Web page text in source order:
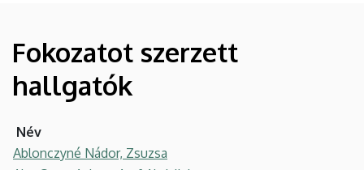
IKNyDI
Irodalom-
és
Kultúratudományok
Fokozatot szerzett
hallgatók
Név
Ablonczyné Nádor, Zsuzsa